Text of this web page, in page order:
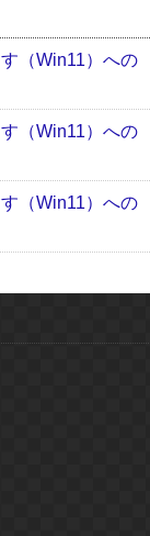
（Win11）への
（Win11）への
（Win11）への